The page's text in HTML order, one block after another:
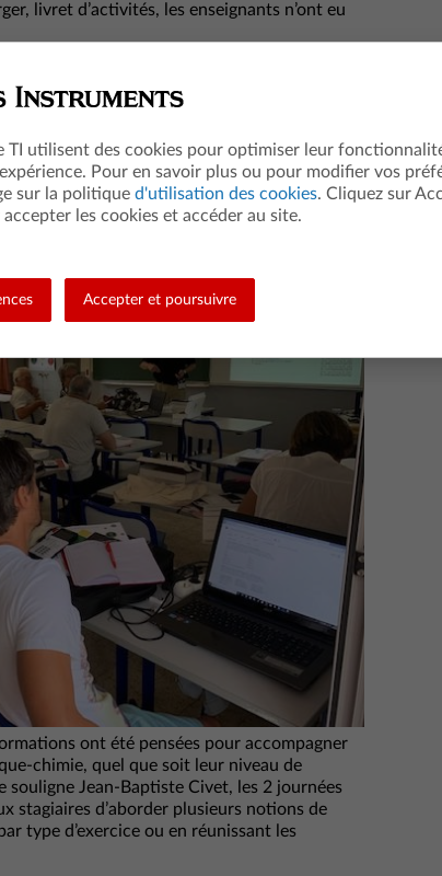
livret d’activités, les enseignants n’ont eu
en Python avec la TI-83 Premium
»
ont été pensées pour accompagner
chimie, quel que soit leur niveau de
souligne Jean-Baptiste Civet, les 2 journées
stagiaires d’aborder plusieurs notions de
type d’exercice ou en réunissant les
TI utilisent des cookies pour optimiser leur
Pour en savoir plus ou pour modifier vos
sur la politique d'utilisation des cookies. Cliquez sur
les cookies et accéder au site.
Accepter et poursuivre